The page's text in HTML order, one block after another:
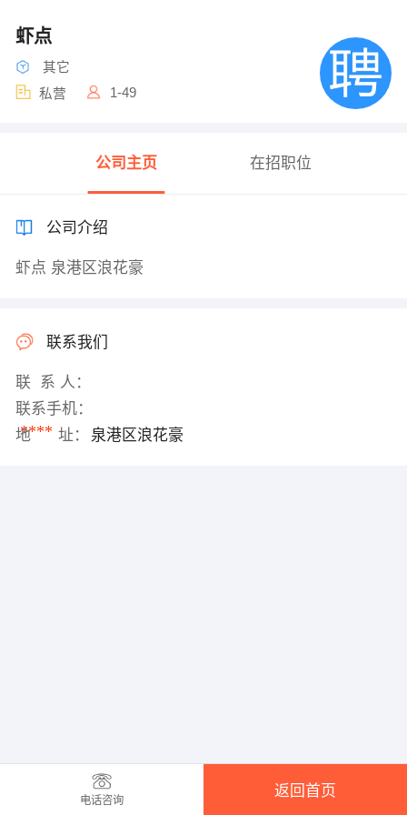
虾点
其它
私营
1-49
公司主页 在招职位
公司介绍
虾点 泉港区浪花豪
联系我们
联 系 人：
联系手机：
****
地 址： 泉港区浪花豪
电话咨询
返回首页